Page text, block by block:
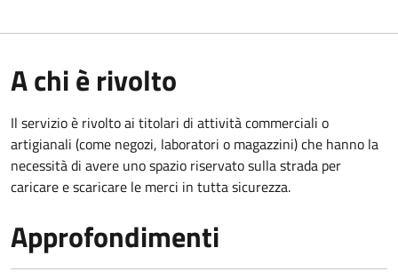
A chi è rivolto
Il servizio è rivolto ai titolari di attività commerciali o
artigianali (come negozi, laboratori o magazzini) che hanno la
necessità di avere uno spazio riservato sulla strada per
caricare e scaricare le merci in tutta sicurezza.
Approfondimenti